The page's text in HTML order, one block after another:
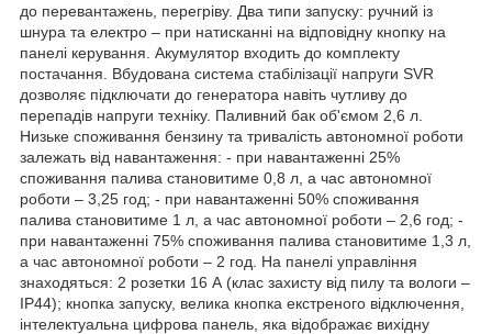
до перевантажень, перегріву. Два типи запуску: ручний із
шнура та електро – при натисканні на відповідну кнопку на
панелі керування. Акумулятор входить до комплекту
постачання. Вбудована система стабілізації напруги SVR
дозволяє підключати до генератора навіть чутливу до
перепадів напруги техніку. Паливний бак об'ємом 2,6 л.
Низьке споживання бензину та тривалість автономної роботи
залежать від навантаження: - при навантаженні 25%
споживання палива становитиме 0,8 л, а час автономної
роботи – 3,25 год; - при навантаженні 50% споживання
палива становитиме 1 л, а час автономної роботи – 2,6 год; -
при навантаженні 75% споживання палива становитиме 1,3 л,
а час автономної роботи – 2 год. На панелі управління
знаходяться: 2 розетки 16 А (клас захисту від пилу та вологи –
IP44); кнопка запуску, велика кнопка екстреного відключення,
інтелектуальна цифрова панель, яка відображає вихідну